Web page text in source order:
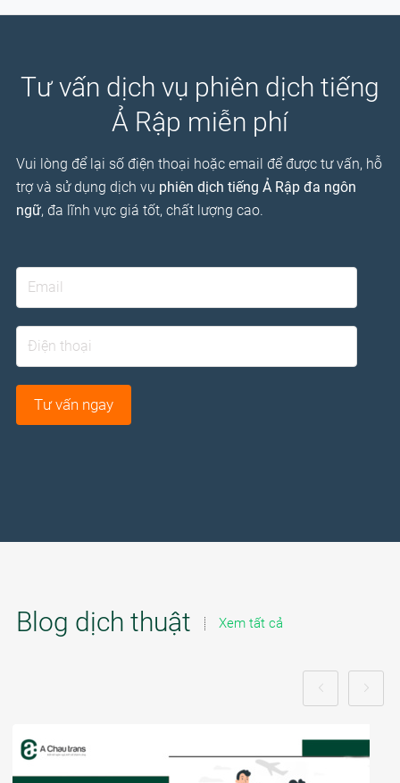
Tư vấn dịch vụ phiên dịch tiếng
Ả Rập miễn phí
Vui lòng để lại số điện thoại hoặc email để được tư vấn, hỗ
trợ và sử dụng dịch vụ phiên dịch tiếng Ả Rập đa ngôn
ngữ, đa lĩnh vực giá tốt, chất lượng cao.
Blog dịch thuật Xem tất cả